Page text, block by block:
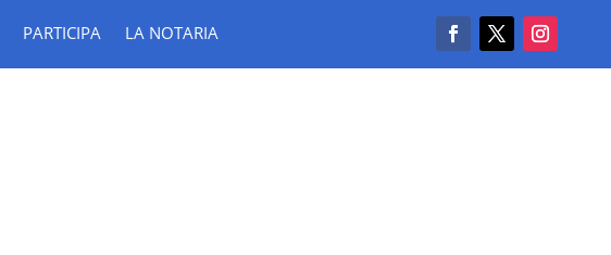
PARTICIPA LA NOTARIA